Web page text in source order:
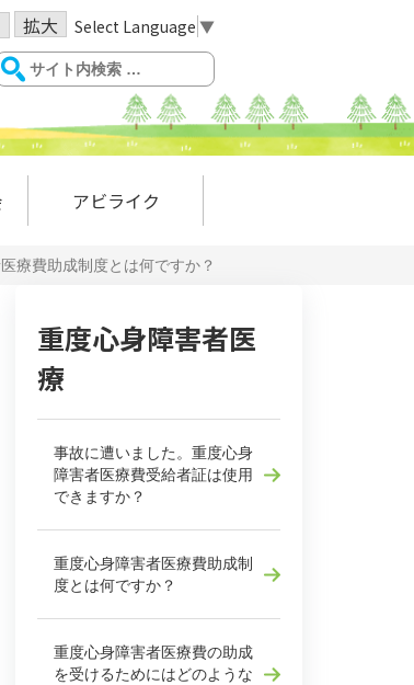
拡大 Select Language ▼
アビライク
療費助成制度とは何ですか？
重度心身障害者医
療
事故に遭いました。重度心身
障害者医療費受給者証は使用
できますか？
重度心身障害者医療費助成制
度とは何ですか？
重度心身障害者医療費の助成
を受けるためにはどのような